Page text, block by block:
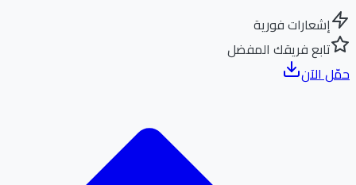
إشعارات فورية
تابع فريقك المفضل
الآن